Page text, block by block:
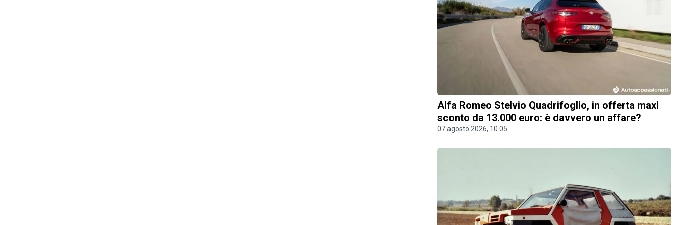
Alfa Romeo Stelvio Quadrifoglio, in offerta maxi
sconto da 13.000 euro: è davvero un affare?
07 agosto 2026, 10.05